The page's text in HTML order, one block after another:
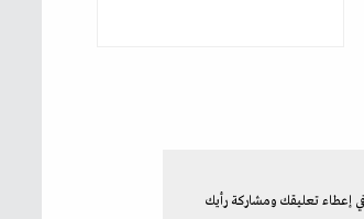
إعطاء تعليقك ومشاركة رأيك